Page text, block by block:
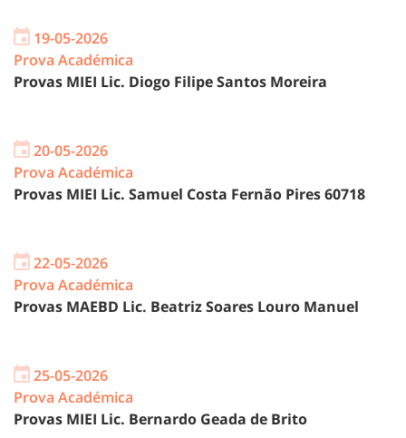
19-05-2026
Prova Académica
Provas MIEI Lic. Diogo Filipe Santos Moreira
20-05-2026
Prova Académica
Provas MIEI Lic. Samuel Costa Fernão Pires 60718
22-05-2026
Prova Académica
Provas MAEBD Lic. Beatriz Soares Louro Manuel
25-05-2026
Prova Académica
Provas MIEI Lic. Bernardo Geada de Brito